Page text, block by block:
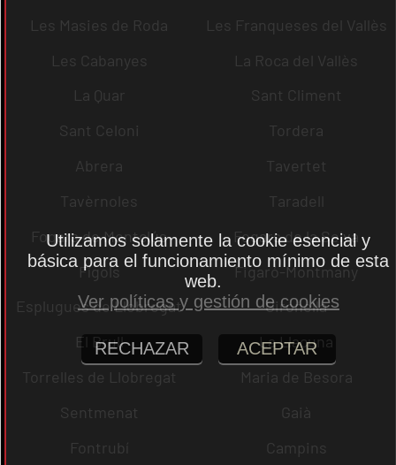
Les Masies de Roda
Les Franqueses del Vallès
Les Cabanyes
La Roca del Vallès
La Quar
Sant Climent
Sant Celoni
Tordera
Abrera
Tavertet
Tavèrnoles
Taradell
Fogars de Montclús
Fogars de la Selva
Fígols
Figaró-Montmany
Esplugues de Llobregat
Gironella
El Brull
La Llacuna
Torrelles de Llobregat
Maria de Besora
Sentmenat
Gaià
Fontrubí
Campins
Utilizamos solamente la cookie esencial y
básica para el funcionamiento mínimo de esta
web.
Ver políticas y gestión de cookies
RECHAZAR ACEPTAR